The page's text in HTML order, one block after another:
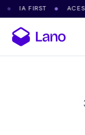
● ACESSO